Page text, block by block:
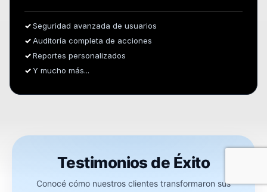
Seguridad avanzada de usuarios
Auditoría completa de acciones
Reportes personalizados
Y mucho más...
Testimonios de Éxito
Conocé cómo nuestros clientes transformaron sus